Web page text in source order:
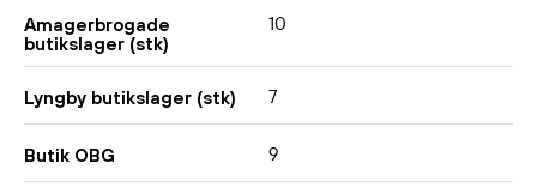
Amagerbrogade
butikslager (stk)
10
Lyngby butikslager (stk) 7
Butik OBG 9